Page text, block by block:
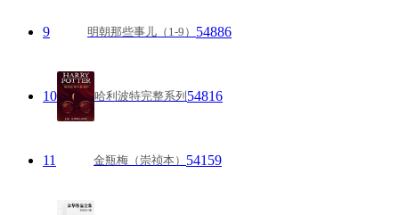
9 明朝那些事儿（1-9） 54886
10 哈利波特完整系列 54816
11 金瓶梅（崇祯本） 54159